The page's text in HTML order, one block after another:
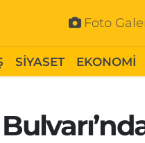
Foto
SİYASET EKONOMİ